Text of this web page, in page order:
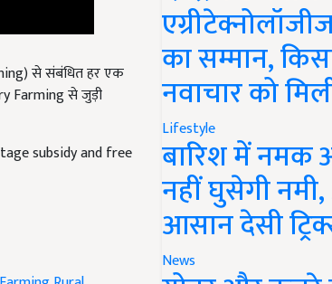
Farming से जुड़ी
का सम्मान,
नवाचार को
Lifestyle
बारिश में नमक
नहीं घुसेगी
आसान देसी
News